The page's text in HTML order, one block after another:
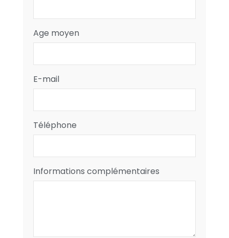
Age moyen
E-mail
Téléphone
Informations complémentaires